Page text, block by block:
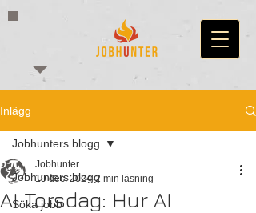
Inlägg
Jobhunters blogg
Söka jobb
Jobhunters blogg
AI Torsdag: Hur AI
Jobhunter
19 dec. 2024 2 min läsning